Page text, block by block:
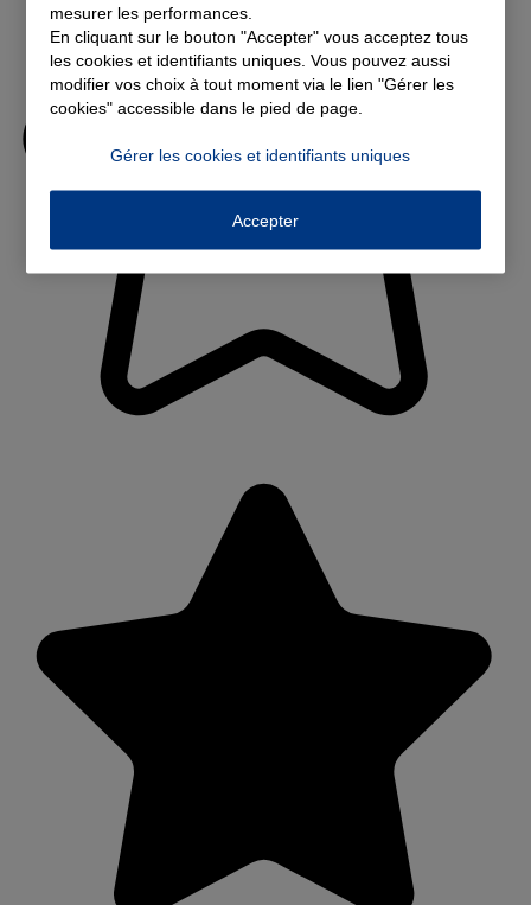
mesurer les performances.
En cliquant sur le bouton "Accepter" vous acceptez tous
les cookies et identifiants uniques. Vous pouvez aussi
modifier vos choix à tout moment via le lien "Gérer les
cookies" accessible dans le pied de page.
Gérer les cookies et identifiants uniques
Accepter